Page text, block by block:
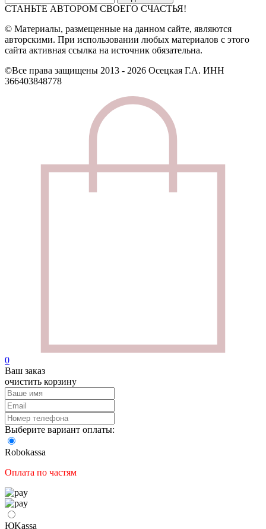
СТАНЬТЕ АВТОРОМ СВОЕГО СЧАСТЬЯ!
© Материалы, размещенные на данном сайте, являются
авторскими. При использовании любых материалов с этого
сайта активная ссылка на источник обязательна.
©Все права защищены 2013 - 2026 Осецкая Г.А. ИНН
366403848778
0
Ваш заказ
очистить корзину
Выберите вариант оплаты:
Robokassa
Оплата по частям
ЮKassа